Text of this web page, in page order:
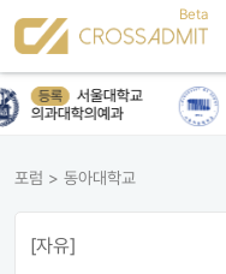
등록
서울대학교
의과대학의예과
포럼 > 동아대학교
[자유]